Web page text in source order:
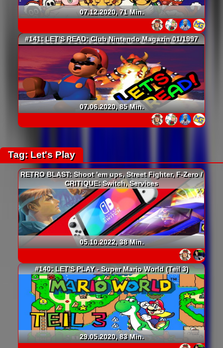
07.12.2020, 71 Min.
#141: LET'S READ: Club Nintendo Magazin 01/1997
07.06.2020, 85 Min.
Tag: Let's Play
RETRO BLAST: Shoot 'em ups, Street Fighter, F-Zero /
CRITIQUE: Switch, Services
05.10.2022, 38 Min.
#140: LET'S PLAY - Super Mario World (Teil 3)
29.05.2020, 83 Min.